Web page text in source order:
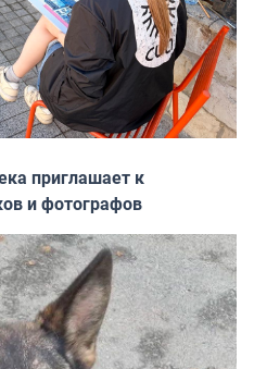
приглашает к
и фотографов